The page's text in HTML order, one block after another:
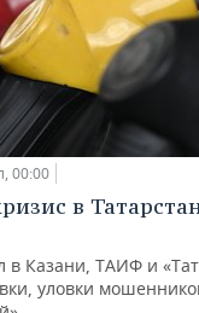
00:00
в
в Казани, ТАИФ и
уловки